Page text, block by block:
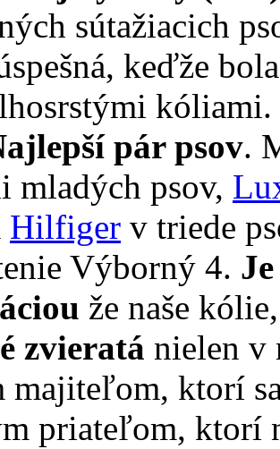
sútažiacich
keďže
pár psov.
mladých psov,
Hilfiger v triede
Výborný 4.
že naše
zvieratá nielen v
majiteľom, ktorí
priateľom, ktorí